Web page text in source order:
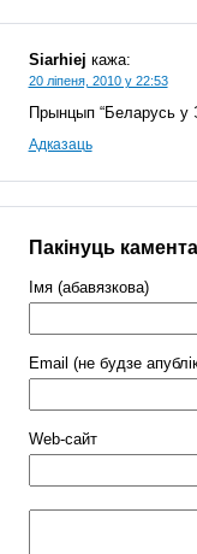
Siarhiej кажа:
20 ліпеня, 2010 у 22:53
Прынцып “Беларусь у
Адказаць
Пакінуць
Імя (абавязкова)
Email (не будзе
Web-cайт